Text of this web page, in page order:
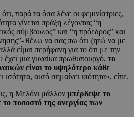
παρά τα όσα λένε οι φεμινίστριες,
γίνεται πράξη λέγοντας “η
σύμβουλος” και “η πρόεδρος” και
θέλω να σας πω ότι ζητώ να με
είμαι περήφανη για το ότι με την
μια γυναίκα πρωθυπουργό, το
είναι το υψηλότερο κάθε
ισότητα, αυτό σημαίνει ισότητα», είπε.
η Μελόνι μάλλον μπέρδεψε το
ποσοστό της ανεργίας των